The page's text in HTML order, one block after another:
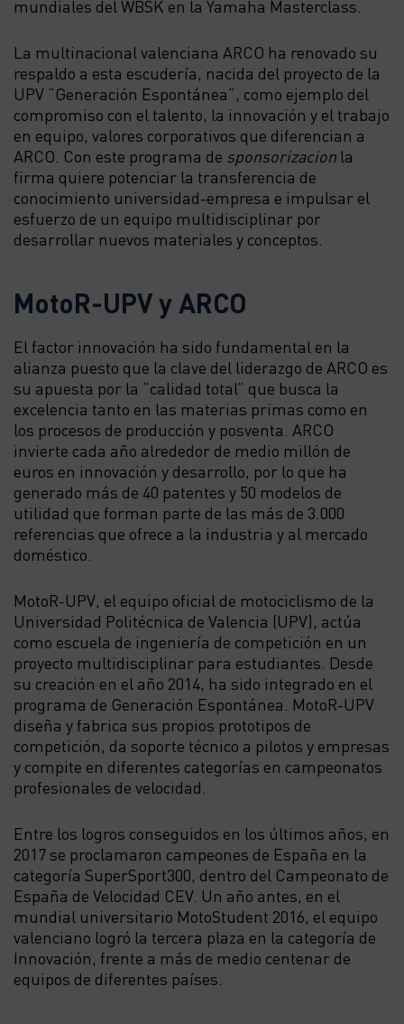
mundiales del WBSK en la Yamaha Masterclass.
La multinacional valenciana ARCO ha renovado su
respaldo a esta escudería, nacida del proyecto de la
UPV “Generación Espontánea”, como ejemplo del
compromiso con el talento, la innovación y el trabajo
en equipo, valores corporativos que diferencian a
ARCO. Con este programa de sponsorizacion la
firma quiere potenciar la transferencia de
conocimiento universidad-empresa e impulsar el
esfuerzo de un equipo multidisciplinar por
desarrollar nuevos materiales y conceptos.
MotoR-UPV y ARCO
El factor innovación ha sido fundamental en la
alianza puesto que la clave del liderazgo de ARCO es
su apuesta por la “calidad total” que busca la
excelencia tanto en las materias primas como en
los procesos de producción y posventa. ARCO
invierte cada año alrededor de medio millón de
euros en innovación y desarrollo, por lo que ha
generado más de 40 patentes y 50 modelos de
utilidad que forman parte de las más de 3.000
referencias que ofrece a la industria y al mercado
doméstico.
MotoR-UPV, el equipo oficial de motociclismo de la
Universidad Politécnica de Valencia (UPV), actúa
como escuela de ingeniería de competición en un
proyecto multidisciplinar para estudiantes. Desde
su creación en el año 2014, ha sido integrado en el
programa de Generación Espontánea. MotoR-UPV
diseña y fabrica sus propios prototipos de
competición, da soporte técnico a pilotos y empresas
y compite en diferentes categorías en campeonatos
profesionales de velocidad.
Entre los logros conseguidos en los últimos años, en
2017 se proclamaron campeones de España en la
categoría SuperSport300, dentro del Campeonato de
España de Velocidad CEV. Un año antes, en el
mundial universitario MotoStudent 2016, el equipo
valenciano logró la tercera plaza en la categoría de
Innovación, frente a más de medio centenar de
equipos de diferentes países.